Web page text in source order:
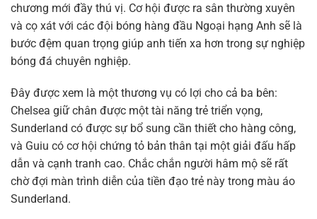
chương mới đầy thú vị. Cơ hội được ra sân thường xuyên
và cọ xát với các đội bóng hàng đầu Ngoại hạng Anh sẽ là
bước đệm quan trọng giúp anh tiến xa hơn trong sự nghiệp
bóng đá chuyên nghiệp.
Đây được xem là một thương vụ có lợi cho cả ba bên:
Chelsea giữ chân được một tài năng trẻ triển vọng,
Sunderland có được sự bổ sung cần thiết cho hàng công,
và Guiu có cơ hội chứng tỏ bản thân tại một giải đấu hấp
dẫn và cạnh tranh cao. Chắc chắn người hâm mộ sẽ rất
chờ đợi màn trình diễn của tiền đạo trẻ này trong màu áo
Sunderland.